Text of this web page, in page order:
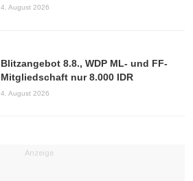
4. August 2026
Blitzangebot 8.8., WDP ML- und FF-
Mitgliedschaft nur 8.000 IDR
4. August 2026
Anzeige